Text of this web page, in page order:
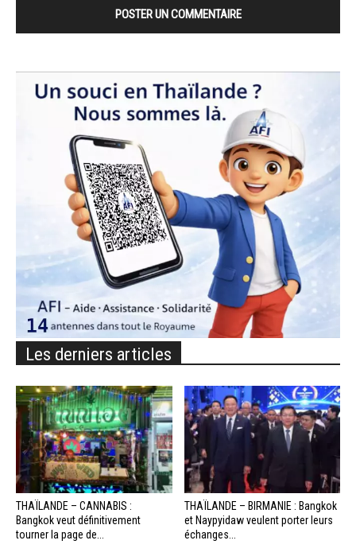
Les derniers articles
THAÏLANDE – CANNABIS :
Bangkok veut définitivement
tourner la page de...
THAÏLANDE – BIRMANIE : Bangkok
et Naypyidaw veulent porter leurs
échanges...